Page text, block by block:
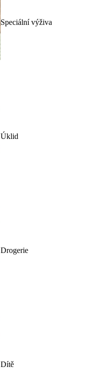
Speciální výživa
Úklid
Drogerie
Dítě